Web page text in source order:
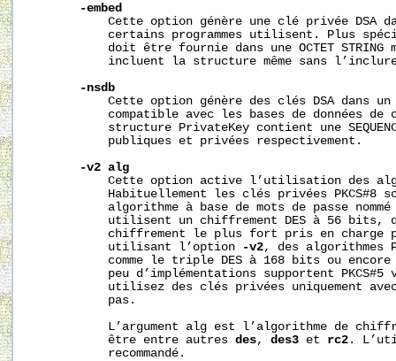
-embed
Cette option génère une clé privée DSA
certains programmes utilisent. Plus
doit être fournie dans une OCTET STRING
incluent la structure même sans
-nsdb
Cette option génère des clés DSA dans un
compatible avec les bases de données de
structure PrivateKey contient une
           publiques et privées respectivement.
-v2 alg
Cette option active l’utilisation des
Habituellement les clés privées PKCS#8
algorithme à base de mots de passe
utilisent un chiffrement DES à 56 bits,
chiffrement le plus fort pris en charge
           utilisant l’option
-v2, des algorithmes
comme le triple DES à 168 bits ou
peu d’implémentations supportent PKCS#5
utilisez des clés privées uniquement
           pas.
L’argument alg est l’algorithme de
           être entre autres
des, des3 et rc2 .
           recommandé.